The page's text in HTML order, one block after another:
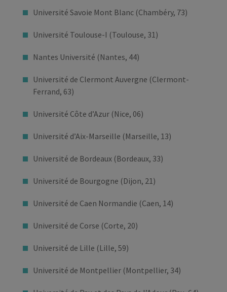
Université Savoie Mont Blanc (Chambéry, 73)
Université Toulouse-I (Toulouse, 31)
Nantes Université (Nantes, 44)
Université de Clermont Auvergne (Clermont-
Ferrand, 63)
Université Côte d’Azur (Nice, 06)
Université d’Aix-Marseille (Marseille, 13)
Université de Bordeaux (Bordeaux, 33)
Université de Bourgogne (Dijon, 21)
Université de Caen Normandie (Caen, 14)
Université de Corse (Corte, 20)
Université de Lille (Lille, 59)
Université de Montpellier (Montpellier, 34)